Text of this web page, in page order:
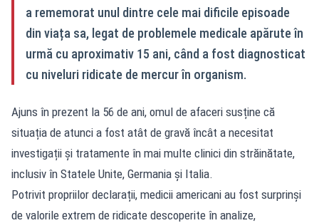
a rememorat unul dintre cele mai dificile episoade
din viața sa, legat de problemele medicale apărute în
urmă cu aproximativ 15 ani, când a fost diagnosticat
cu niveluri ridicate de mercur în organism.
Ajuns în prezent la 56 de ani, omul de afaceri susține că
situația de atunci a fost atât de gravă încât a necesitat
investigații și tratamente în mai multe clinici din străinătate,
inclusiv în Statele Unite, Germania și Italia.
Potrivit propriilor declarații, medicii americani au fost surprinși
de valorile extrem de ridicate descoperite în analize,